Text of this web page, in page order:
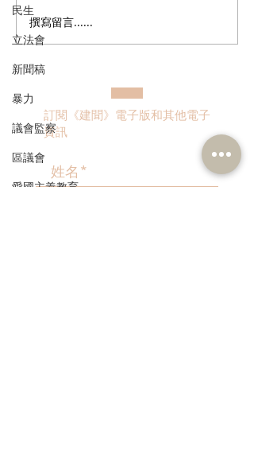
民生
立法會
新聞稿
暴力
議會監察
區議會
愛國主義教育
港區全國人大代表團考察
安徽涇縣，調研紅色文化
保護與非遺活態傳承
撰寫留言......
訂閱《建聞》電子版和其他電子
資訊